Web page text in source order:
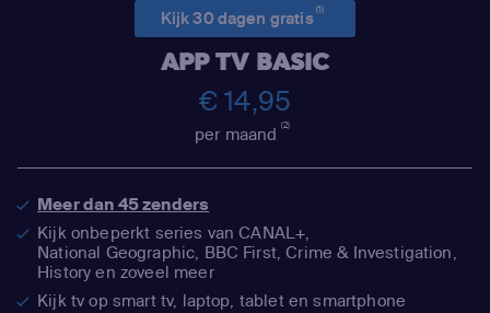
Kijk 30 dagen gratis(1)
APP TV BASIC
€ 14,95
per maand(2)
Meer dan 45 zenders
Kijk onbeperkt series van CANAL+,
National Geographic, BBC First, Crime & Investigation,
History en zoveel meer
Kijk tv op smart tv, laptop, tablet en smartphone